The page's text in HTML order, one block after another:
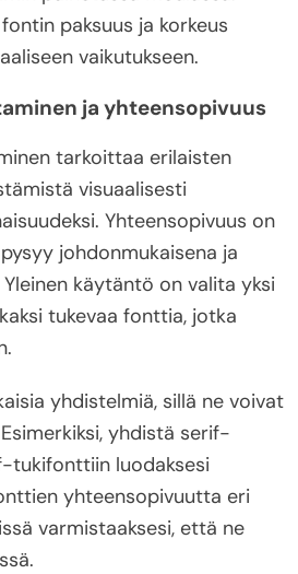
paksuus ja korkeus
vaikutukseen.
ja yhteensopivuus
tarkoittaa erilaisten
visuaalisesti
Yhteensopivuus on
johdonmukaisena ja
käytäntö on valita yksi
tukevaa fonttia, jotka
yhdistelmiä, sillä ne voivat
yhdistä serif-
luodaksesi
yhteensopivuutta eri
varmistaaksesi, että ne